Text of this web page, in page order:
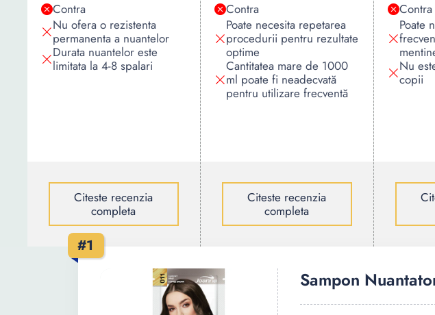
Contra
Nu ofera o rezistenta
permanenta a nuantelor
Durata nuantelor este
limitata la 4-8 spalari
Citeste recenzia
completa
Contra
Poate necesita repetarea
procedurii pentru rezultate
optime
Cantitatea mare de 1000
ml poate fi neadecvată
pentru utilizare frecventă
Citeste recenzia
completa
Contra
Poate
Nu
copii
#1
Sampon